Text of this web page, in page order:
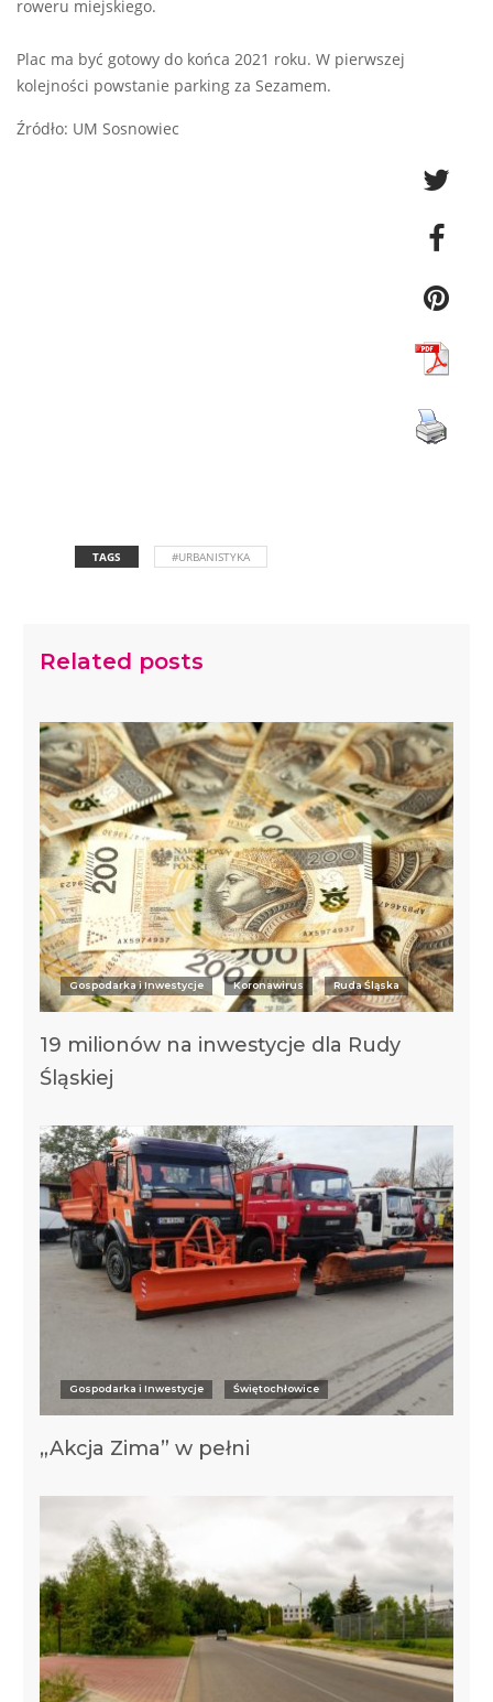
roweru miejskiego.
Plac ma być gotowy do końca 2021 roku. W pierwszej
kolejności powstanie parking za Sezamem.
Źródło: UM Sosnowiec
TAGS #URBANISTYKA
Related posts
Gospodarka i Inwestycje Koronawirus Ruda Śląska
19 milionów na inwestycje dla Rudy
Śląskiej
Gospodarka i Inwestycje Świętochłowice
„Akcja Zima” w pełni